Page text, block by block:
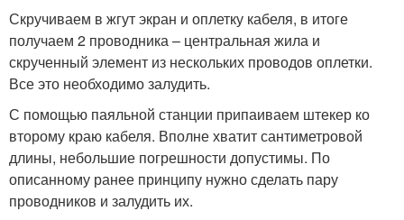
Скручиваем в жгут экран и оплетку кабеля, в итоге
получаем 2 проводника – центральная жила и
скрученный элемент из нескольких проводов оплетки.
Все это необходимо залудить.
С помощью паяльной станции припаиваем штекер ко
второму краю кабеля. Вполне хватит сантиметровой
длины, небольшие погрешности допустимы. По
описанному ранее принципу нужно сделать пару
проводников и залудить их.